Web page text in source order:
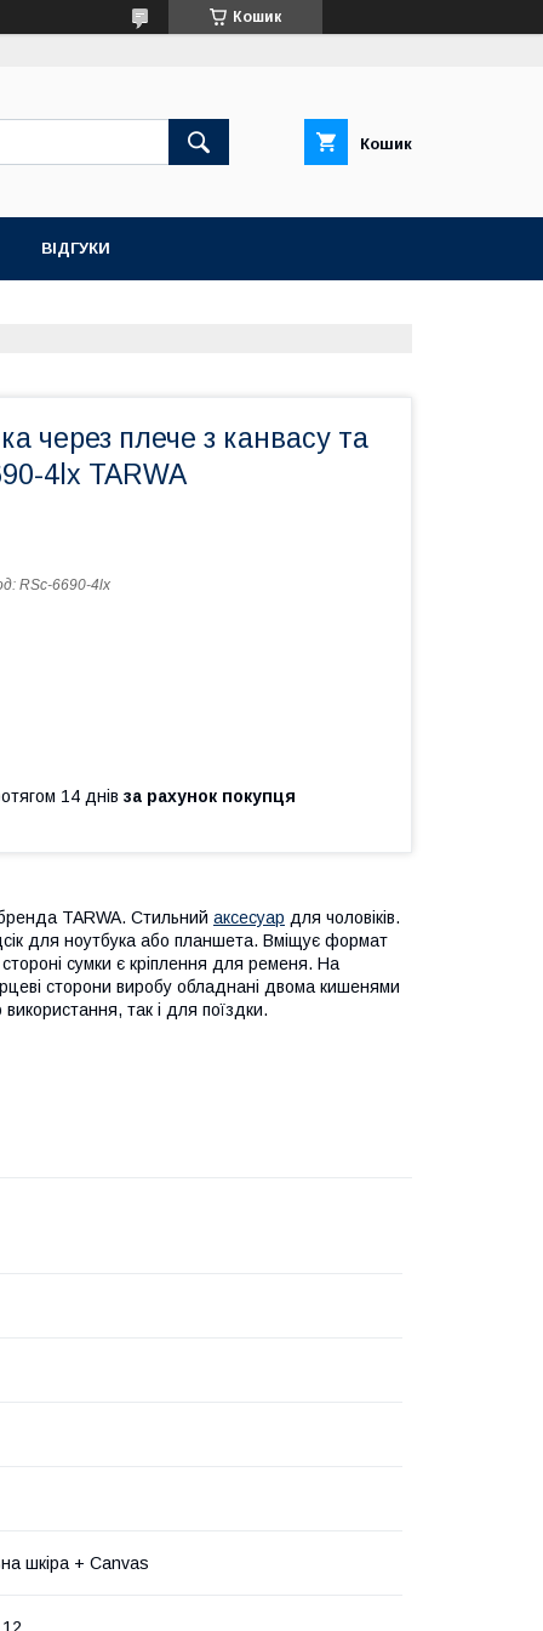
Кошик
Кошик
ВІДГУКИ
через плече з канвасу та
4lx TARWA
RSc-6690-4lx
14 днів за рахунок покупця
TARWA. Стильний аксесуар для чоловіків.
для ноутбука або планшета. Вміщує формат
сумки є кріплення для ременя. На
сторони виробу обладнані двома кишенями
так і для поїздки.
шкіра + Canvas